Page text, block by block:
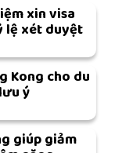
xin visa
lệ xét duyệt
Kong cho du
ý
giúp giảm